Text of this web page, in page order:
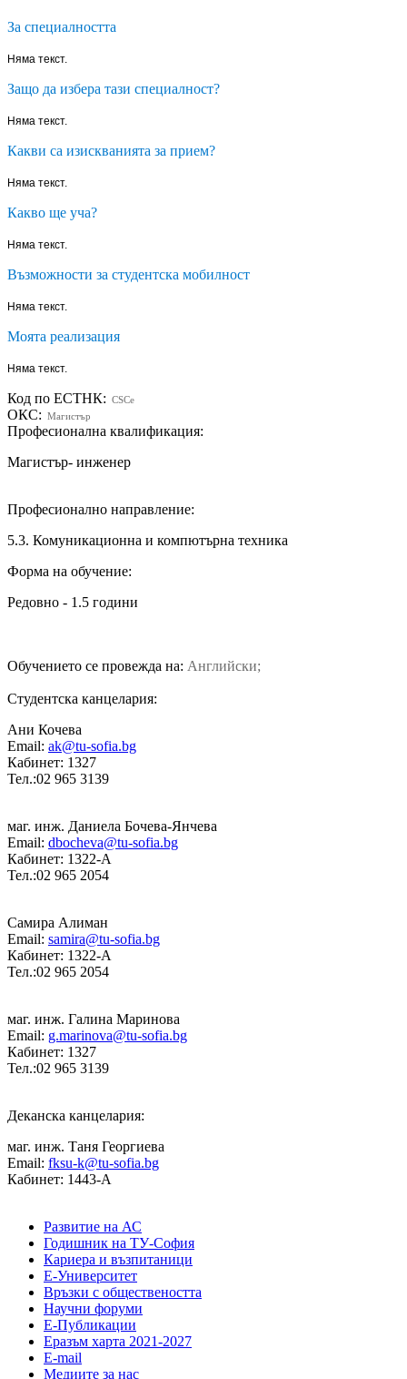
За специалността
Няма текст.
Защо да избера тази специалност?
Няма текст.
Какви са изискванията за прием?
Няма текст.
Какво ще уча?
Няма текст.
Възможности за студентска мобилност
Няма текст.
Моята реализация
Няма текст.
Код по ЕСТНК: CSCe
ОКС: Магистър
Професионална квалификация:
Магистър- инженер
Професионално направление:
5.3. Комуникационна и компютърна техника
Форма на обучение:
Редовно - 1.5 години
Обучението се провежда на: Английски;
Студентска канцелария:
Ани Кочева
Email: ak@tu-sofia.bg
Кабинет: 1327
Тел.:02 965 3139
маг. инж. Даниела Бочева-Янчева
Email: dbocheva@tu-sofia.bg
Кабинет: 1322-A
Тел.:02 965 2054
Самира Алиман
Email: samira@tu-sofia.bg
Кабинет: 1322-A
Тел.:02 965 2054
маг. инж. Галина Маринова
Email: g.marinova@tu-sofia.bg
Кабинет: 1327
Тел.:02 965 3139
Деканска канцелария:
маг. инж. Таня Георгиева
Email: fksu-k@tu-sofia.bg
Кабинет: 1443-А
Развитие на АС
Годишник на ТУ-София
Кариера и възпитаници
Е-Университет
Връзки с обществеността
Научни форуми
Е-Публикации
Еразъм харта 2021-2027
E-mail
Медиите за нас